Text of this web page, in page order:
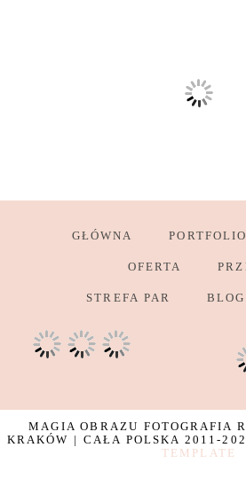
GŁÓWNA PORTFOLIO
OFERTA
STREFA PAR BLOG
MAGIA OBRAZU FOTOGRAFIA
KRAKÓW | CAŁA POLSKA 2011-
TEMPLATE